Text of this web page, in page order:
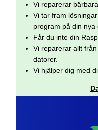
Vi reparerar
Vi tar fram
program på din nya
Får du inte din
Vi reparerar allt
datorer.
Vi hjälper dig med